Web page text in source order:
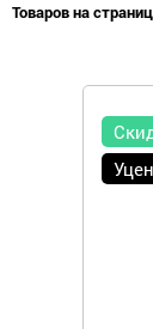
Товаров на